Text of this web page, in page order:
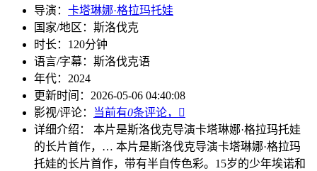
导演： 卡塔琳娜·格拉玛托娃
国家/地区： 斯洛伐克
时长： 120分钟
语言/字幕： 斯洛伐克语
年代： 2024
更新时间： 2026-05-06 04:40:08
影视/评论：
当前有0条评论，

详细介绍：
本片是斯洛伐克导演卡塔琳娜·格拉玛托娃
的长片首作，… 本片是斯洛伐克导演卡塔琳娜·格拉玛
托娃的长片首作，带有半自传色彩。15岁的少年埃诺和